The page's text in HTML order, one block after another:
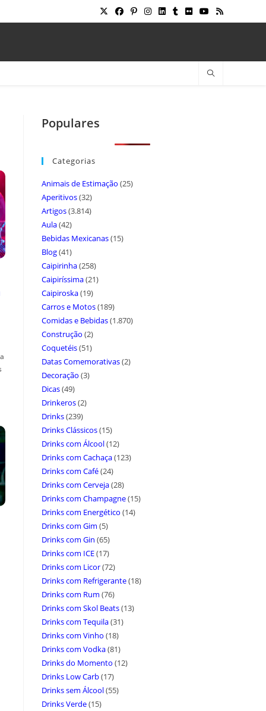
Populares
Categorias
Animais de Estimação (25)
Aperitivos(32)
Artigos(3.814)
Aula(42)
Bebidas Mexicanas(15)
Blog(41)
Caipirinha(258)
Caipiríssima(21)
Caipiroska(19)
Carros e Motos(189)
Comidas e Bebidas(1.870)
Construção (2)
Coquetéis(51)
Datas Comemorativas(2)
Decoração (3)
Dicas(49)
Drinkeros(2)
Drinks(239)
Drinks Clássicos(15)
Drinks com Álcool(12)
Drinks com Cachaça(123)
Drinks com Café(24)
Drinks com Cerveja(28)
Drinks com Champagne(15)
Drinks com Energético (14)
Drinks com Gim (5)
Drinks com Gin (65)
Drinks com ICE(17)
Drinks com Licor(72)
Drinks com Refrigerante(18)
Drinks com Rum (76)
Drinks com Skol Beats(13)
Drinks com Tequila(31)
Drinks com Vinho (18)
Drinks com Vodka(81)
Drinks do Momento (12)
Drinks Low Carb(17)
Drinks sem Álcool(55)
Drinks Verde(15)